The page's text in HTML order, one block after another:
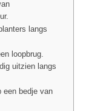
langs
loopbrug.
uitzien langs
een bedje van